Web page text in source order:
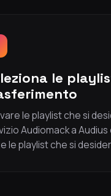
le
le playlist che si
Audiomack a
le playlist che si